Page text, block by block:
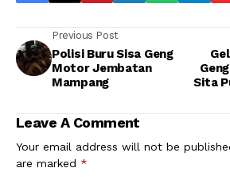
Previous Post
Polisi Buru Sisa Geng
Motor Jembatan
Mampang
Sita
Leave A Comment
Your email address will not be
are marked *